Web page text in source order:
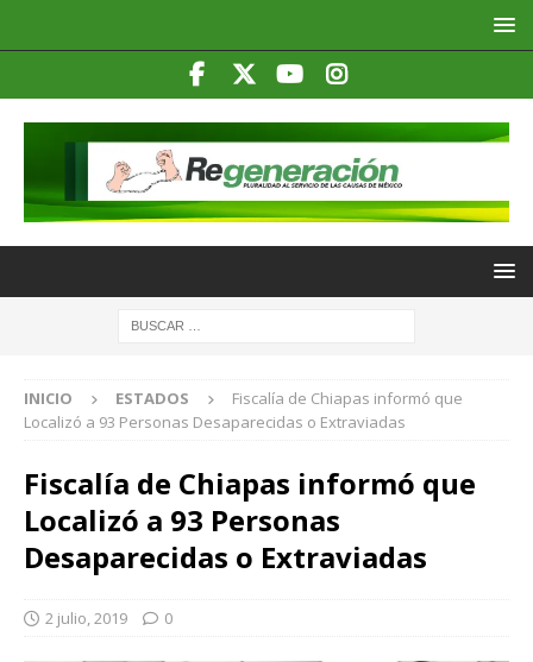
INICIO ESTADOS
Fiscalía de Chiapas informó que
Localizó a 93 Personas Desaparecidas o Extraviadas
Fiscalía de Chiapas informó que
Localizó a 93 Personas
Desaparecidas o Extraviadas
2 julio, 2019 0